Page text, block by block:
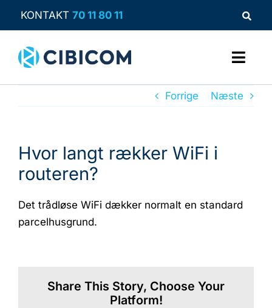
KONTAKT 70 11 80 11
Viden og cases
Support
Forrige Næste
Hvor langt rækker WiFi i
routeren?
Det trådløse WiFi dækker normalt en standard
parcelhusgrund.
Share This Story, Choose Your
Platform!